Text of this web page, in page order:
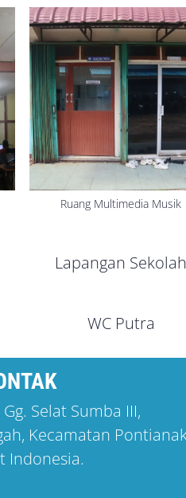
Ruang Multimedia Musik
Lapangan Sekolah
WC Putra
Selat Sumba III,
Kecamatan
Indonesia.